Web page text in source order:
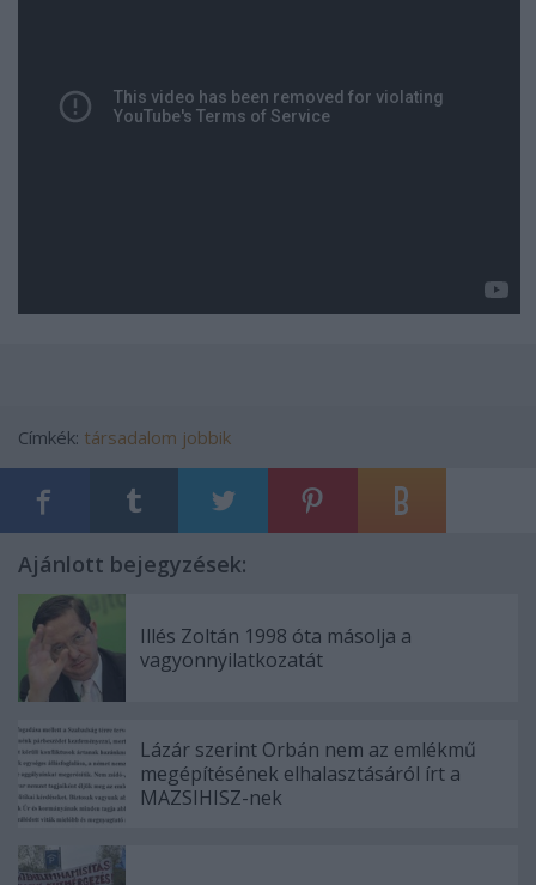
Címkék: társadalom jobbik
Ajánlott bejegyzések:
Illés Zoltán 1998 óta másolja a
vagyonnyilatkozatát
Lázár szerint Orbán nem az emlékmű
megépítésének elhalasztásáról írt a
MAZSIHISZ-nek